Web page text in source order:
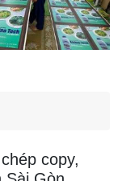
copy,